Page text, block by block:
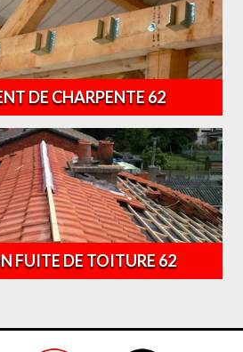
DE CHARPENTE 62
FUITE DE TOITURE 62